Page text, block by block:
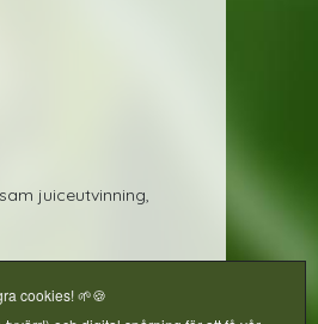
juiceutvinning,
cookies! 🌱🍪